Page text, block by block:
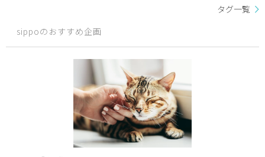
タグ一覧
sippoのおすすめ企画